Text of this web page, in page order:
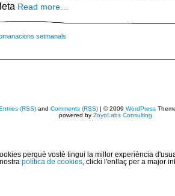
Read more…
setmanals
(RSS) andComments (RSS) | © 2009WordPress
powered byZoyoLabs Consulting
perquè vostè tingui la millor experiència
política de cookies, clicki l'enllaç per a major